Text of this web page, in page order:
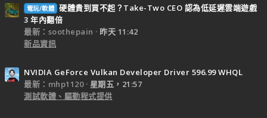
電玩/軟體 硬體貴到買不起？Take-Two CEO 認為低延遲雲端遊戲
3 年內翻倍
最新：soothepain
昨天 11:42
新品資訊
NVIDIA GeForce Vulkan Developer Driver 596.99 WHQL
最新：mhp1120
星期五，21:57
測試軟體、驅動程式提供